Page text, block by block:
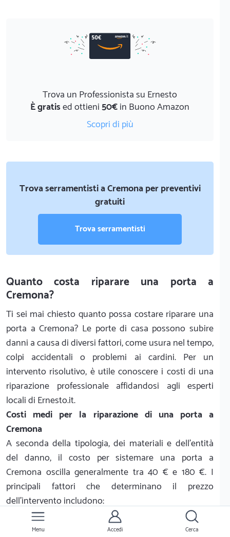
Trova un Professionista su Ernesto
È gratised ottieni50€in Buono Amazon
Scopri di più
Trova serramentisti a Cremona per preventivi
gratuiti
Trova serramentisti
Quanto costa riparare una porta a
Cremona?
Ti sei mai chiesto quanto possa costare riparare una
porta a Cremona? Le porte di casa possono subire
danni a causa di diversi fattori, come usura nel tempo,
colpi accidentali o problemi ai cardini. Per un
intervento risolutivo, è utile conoscere i costi di una
riparazione professionale affidandosi agli esperti
locali di Ernesto.it.
Costi medi per la riparazione di una porta a
Cremona
A seconda della tipologia, dei materiali e dell'entità
del danno, il costo per sistemare una porta a
Cremona oscilla generalmente tra 40 € e 180 €. I
principali fattori che determinano il prezzo
dell'intervento includono:
Materiale e modello: se si tratta di una porta in
legno, in alluminio, blindata o in vetro.
Menu Accedi Cerca